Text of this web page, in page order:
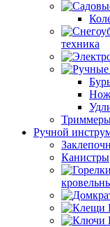
техника
Ручной
Канистры